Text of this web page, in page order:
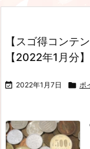
【スゴ得コンテ
【2022年1月分】
 2022年1月7日  ポ